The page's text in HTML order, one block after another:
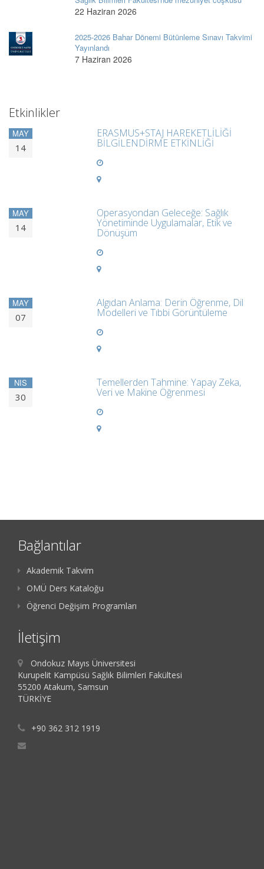
22 Haziran 2026
2025-2026 Bahar Dönemi Bütünleme Sınavı Takvimi
Yayınlandı
7 Haziran 2026
Etkinlikler
MAY
14
ERASMUS+STAJ HAREKETLİLİĞİ
BİLGİLENDİRME ETKİNLİĞİ
MAY
14
Operasyondan Geleceğe: Sağlık
Yönetiminde Uygulamalar, Etik ve
Dönüşüm
MAY
07
Algıdan Anlama: Derin Öğrenme, Dil
Modelleri ve Tıbbi Görüntüleme
NIS
30
Temellerden Tahmine: Yapay Zeka,
Veri ve Makine Öğrenmesi
Bağlantılar
Akademik Takvim
OMÜ Ders Kataloğu
Öğrenci Değişim Programları
İletişim
Ondokuz Mayıs Üniversitesi
Kurupelit Kampüsü Sağlık Bilimleri Fakültesi
55200 Atakum, Samsun
TÜRKİYE
+90 362 312 1919